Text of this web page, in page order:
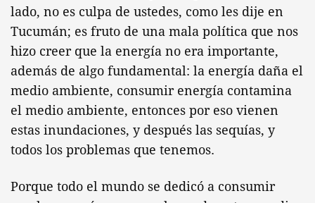
lado, no es culpa de ustedes, como les dije en
Tucumán; es fruto de una mala política que nos
hizo creer que la energía no era importante,
además de algo fundamental: la energía daña el
medio ambiente, consumir energía contamina
el medio ambiente, entonces por eso vienen
estas inundaciones, y después las sequías, y
todos los problemas que tenemos.
Porque todo el mundo se dedicó a consumir